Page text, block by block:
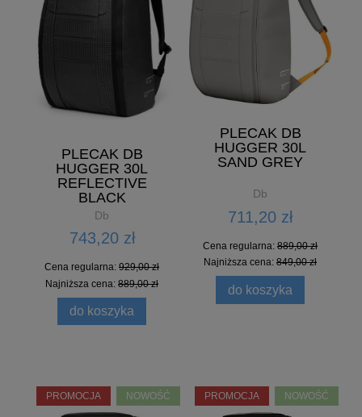
PLECAK DB
HUGGER 30L
REFLECTIVE
BLACK
Db
743,20 zł
Cena regularna: 929,00 zł
Najniższa cena: 889,00 zł
do koszyka
PLECAK DB
HUGGER 30L
SAND GREY
Db
711,20 zł
Cena regularna: 889,00 zł
Najniższa cena: 849,00 zł
do koszyka
PROMOCJA NOWOŚĆ PROMOCJA NOWOŚĆ